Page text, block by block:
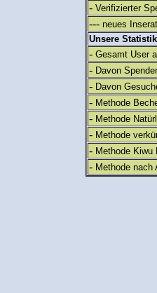
- Verifizierter
--- neues
Unsere Statistik
- Gesamt User
- Davon
- Davon
- Methode
- Methode
- Methode
- Methode Kiwu
- Methode nach